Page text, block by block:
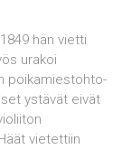
hän vietti
urakoi
poikamiestohto­
ystävät eivät
vietettiin